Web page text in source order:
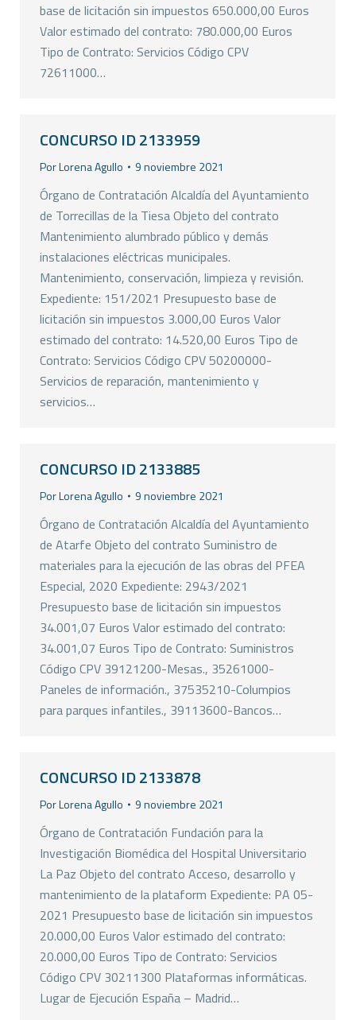
base de licitación sin impuestos 650.000,00 Euros
Valor estimado del contrato: 780.000,00 Euros
Tipo de Contrato: Servicios Código CPV
72611000…
CONCURSO ID 2133959
PorLorena Agullo 9 noviembre 2021
Órgano de Contratación Alcaldía del Ayuntamiento
de Torrecillas de la Tiesa Objeto del contrato
Mantenimiento alumbrado público y demás
instalaciones eléctricas municipales.
Mantenimiento, conservación, limpieza y revisión.
Expediente: 151/2021 Presupuesto base de
licitación sin impuestos 3.000,00 Euros Valor
estimado del contrato: 14.520,00 Euros Tipo de
Contrato: Servicios Código CPV 50200000-
Servicios de reparación, mantenimiento y
servicios…
CONCURSO ID 2133885
PorLorena Agullo 9 noviembre 2021
Órgano de Contratación Alcaldía del Ayuntamiento
de Atarfe Objeto del contrato Suministro de
materiales para la ejecución de las obras del PFEA
Especial, 2020 Expediente: 2943/2021
Presupuesto base de licitación sin impuestos
34.001,07 Euros Valor estimado del contrato:
34.001,07 Euros Tipo de Contrato: Suministros
Código CPV 39121200-Mesas., 35261000-
Paneles de información., 37535210-Columpios
para parques infantiles., 39113600-Bancos…
CONCURSO ID 2133878
PorLorena Agullo 9 noviembre 2021
Órgano de Contratación Fundación para la
Investigación Biomédica del Hospital Universitario
La Paz Objeto del contrato Acceso, desarrollo y
mantenimiento de la plataform Expediente: PA 05-
2021 Presupuesto base de licitación sin impuestos
20.000,00 Euros Valor estimado del contrato:
20.000,00 Euros Tipo de Contrato: Servicios
Código CPV 30211300 Plataformas informáticas.
Lugar de Ejecución España – Madrid…